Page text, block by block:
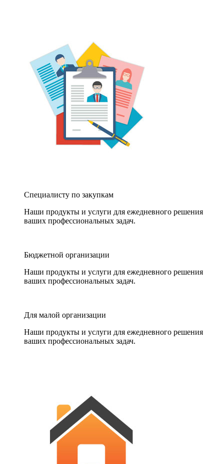
Специалисту по закупкам
Наши продукты и услуги для ежедневного решения
ваших профессиональных задач.
Бюджетной организации
Наши продукты и услуги для ежедневного решения
ваших профессиональных задач.
Для малой организации
Наши продукты и услуги для ежедневного решения
ваших профессиональных задач.